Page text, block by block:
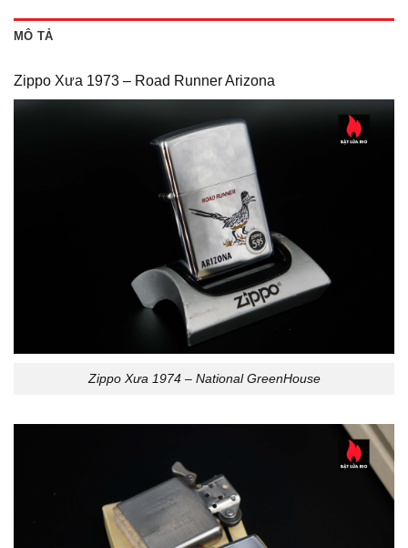
MÔ TẢ
Zippo Xưa 1973 – Road Runner Arizona
Zippo Xưa 1974 – National GreenHouse